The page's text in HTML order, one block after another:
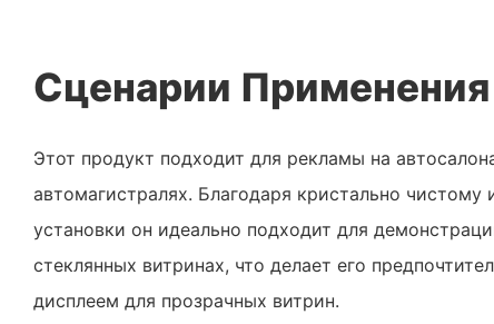
Сценарии Применения
Этот продукт подходит для рекламы на
автомагистралях. Благодаря кристально
установки он идеально подходит для
стеклянных витринах, что делает его
дисплеем для прозрачных витрин.